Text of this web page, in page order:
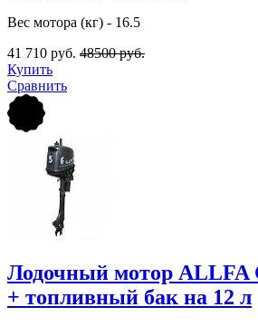
Вес мотора (кг) - 16.5
41 710 руб. 48500 руб.
Купить
Сравнить
Лодочный мотор ALLFA
+ топливный бак на 12 л